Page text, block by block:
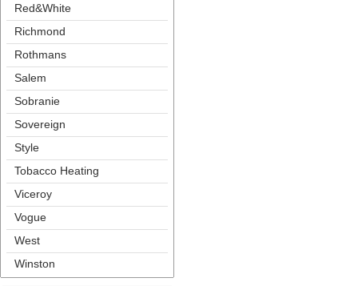
Red&White
Richmond
Rothman
Salem
Sobranie
Sovereign
Style
Tobacco Heating
Viceroy
Vogue
West
Winston